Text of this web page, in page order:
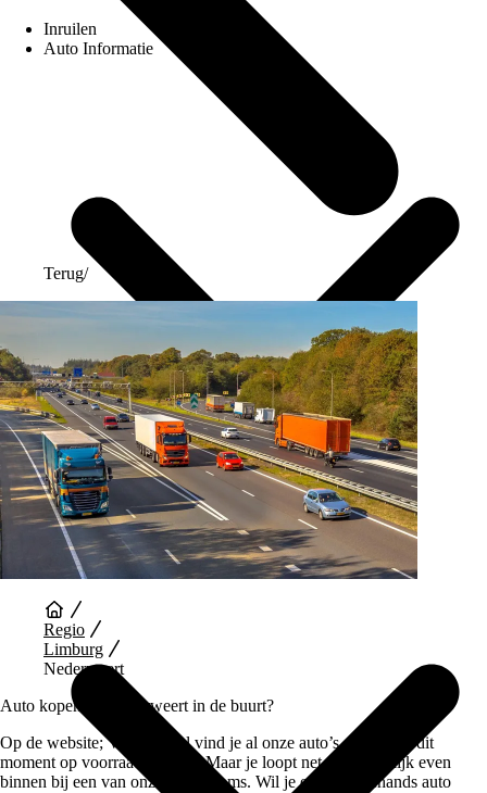
Inruilen
Auto Informatie
Auto Diensten
Terug/
Regio
Limburg
Nederweert
Auto kopen bij Nederweert in de buurt?
Op de website; Vaartland.nl vind je al onze auto’s die wij op dit
moment op voorraad hebben. Maar je loopt net zo makkelijk even
binnen bij een van onze showrooms. Wil je een tweedehands auto